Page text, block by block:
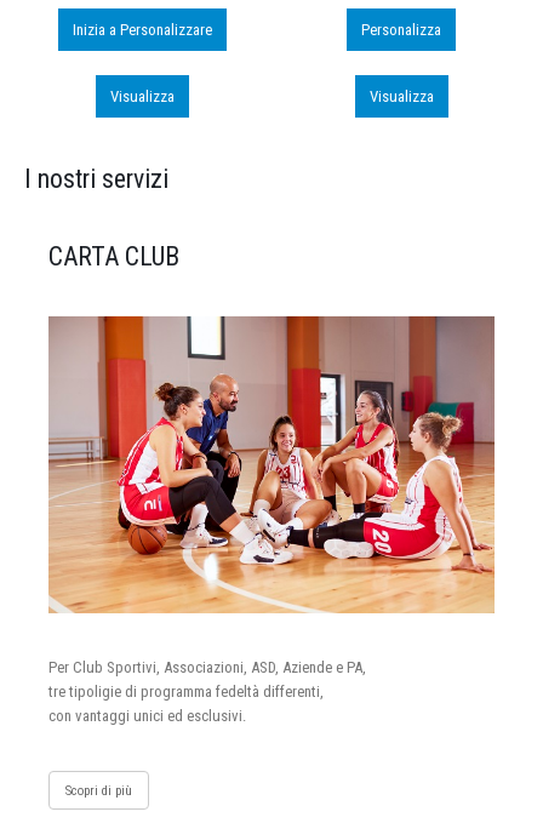
Inizia a Personalizzare
Visualizza
Personalizza
Visualizza
I nostri servizi
CARTA CLUB
Per Club Sportivi, Associazioni, ASD, Aziende e PA,
tre tipoligie di programma fedeltà differenti,
con vantaggi unici ed esclusivi.
Scopri di più